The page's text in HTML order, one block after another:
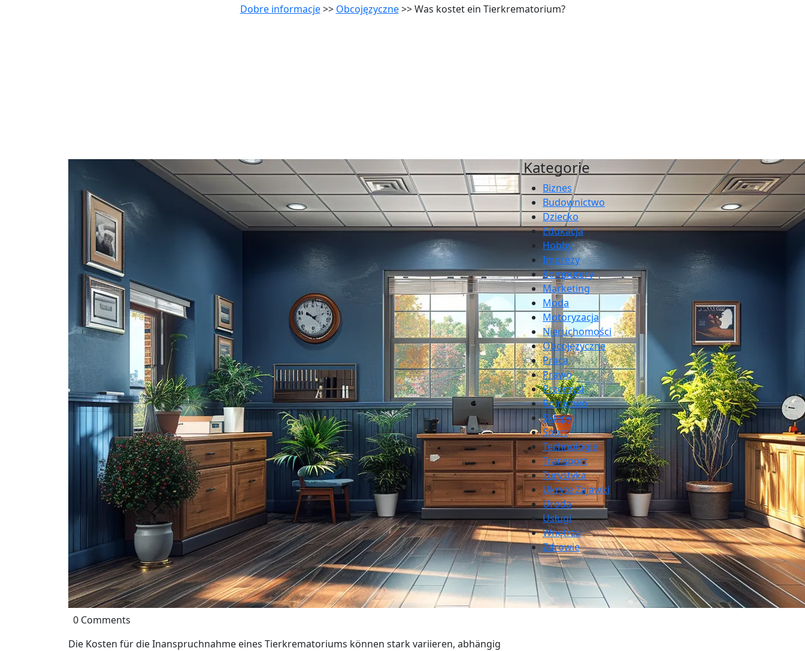
Dobre informacje>> Obcojęzyczne>> Was kostet ein Tierkrematorium?
0 Comments
Die Kosten für die Inanspruchnahme eines Tierkrematoriums können stark variieren, abhängig
Kategorie
Biznes
Budownictwo
Dziecko
Edukacja
Hobby
Imprezy
Komputery
Marketing
Moda
Motoryzacja
Nieruchomości
Obcojęzyczne
Praca
Prawo
Przemysł
Rolnictwo
Sklepy
Sport
Technologie
Transport
Turystyka
Ukryte Zajawki
Uroda
Usługi
Wnętrza
Zdrowie